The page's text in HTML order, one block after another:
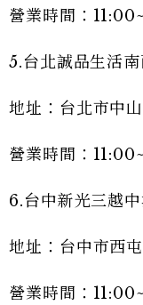
營業時間：
5.台北誠品生活
地址：台北市中
營業時間：
6.台中新光三越
地址：台中市西
營業時間：